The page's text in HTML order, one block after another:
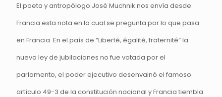
El poeta y antropólogo José Muchnik nos envía desde
Francia esta nota en la cual se pregunta por lo que pasa
en Francia. En el país de “Liberté, égalité, fraternité” la
nueva ley de jubilaciones no fue votada por el
parlamento, el poder ejecutivo desenvainó el famoso
artículo 49-3 de la constitución nacional y Francia tiembla